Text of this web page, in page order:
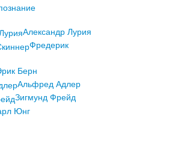
Александр Лурия
Фредерик
Берн
Альфред Адлер
Зигмунд Фрейд
Юнг